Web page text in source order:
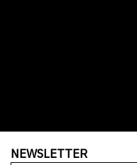
NEWSLETTER